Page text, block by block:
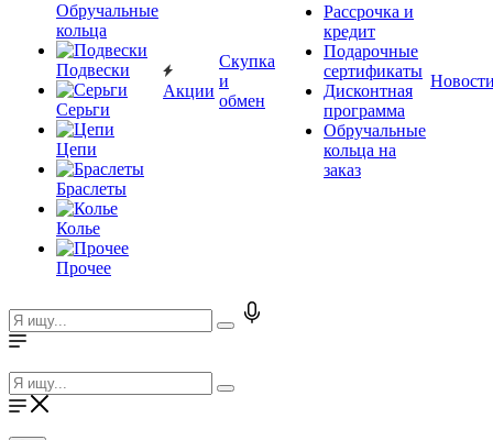
Обручальные
кольца
Подвески
Серьги
Цепи
Браслеты
Колье
Прочее
Акции
Скупка
и
обмен
Рассрочка и
кредит
Подарочные
сертификаты
Дисконтная
программа
Обручальные
кольца на
заказ